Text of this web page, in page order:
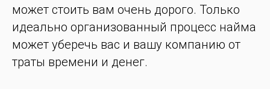
может стоить вам очень дорого. Только
идеально организованный процесс найма
может уберечь вас и вашу компанию от
траты времени и денег.